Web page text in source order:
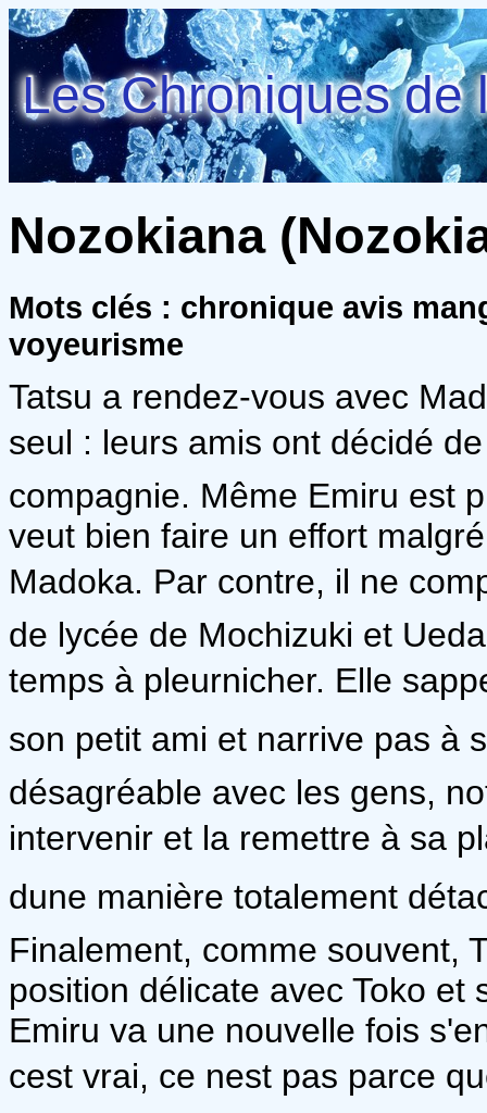
Les Chroniques de
Nozokiana
Mots clés : chronique avis
voyeurisme
Tatsu a rendez-vous avec
seul : leurs amis ont décidé
compagnie. Même Emiru est
veut bien faire un effort
Madoka. Par contre, il ne
de lycée de Mochizuki et
temps à pleurnicher. Elle
son petit ami et narrive pas à
désagréable avec les gens,
intervenir et la remettre à sa
dune manière totalement
Finalement, comme souvent,
position délicate avec Toko
Emiru va une nouvelle fois
cest vrai, ce nest pas parce